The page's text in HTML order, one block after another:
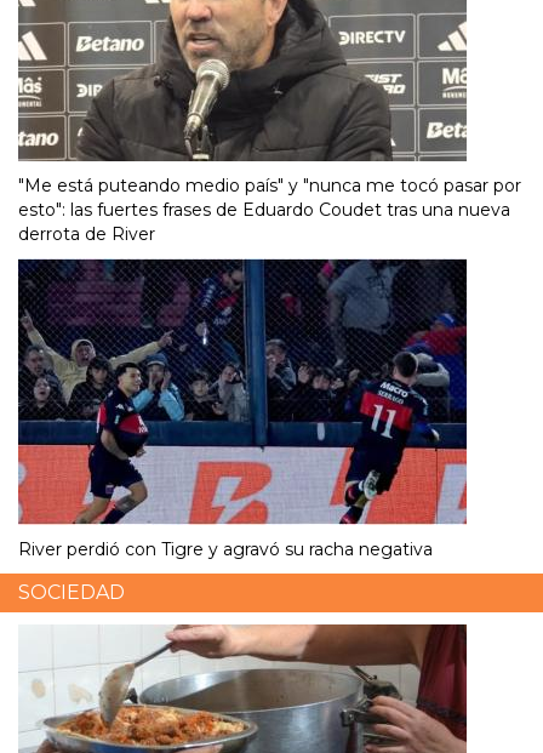
"Me está puteando medio país" y "nunca me tocó pasar por
esto": las fuertes frases de Eduardo Coudet tras una nueva
derrota de River
River perdió con Tigre y agravó su racha negativa
SOCIEDAD